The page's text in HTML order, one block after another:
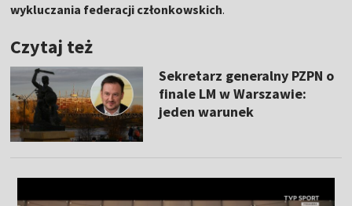
wykluczania federacji członkowskich.
Czytaj też
Sekretarz generalny PZPN o
finale LM w Warszawie:
jeden warunek